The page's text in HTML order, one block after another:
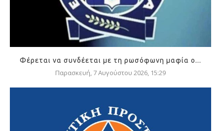
Φέρεται να συνδέεται με τη ρωσόφωνη μαφία ο...
Παρασκευή, 7 Αυγούστου 2026, 15:29